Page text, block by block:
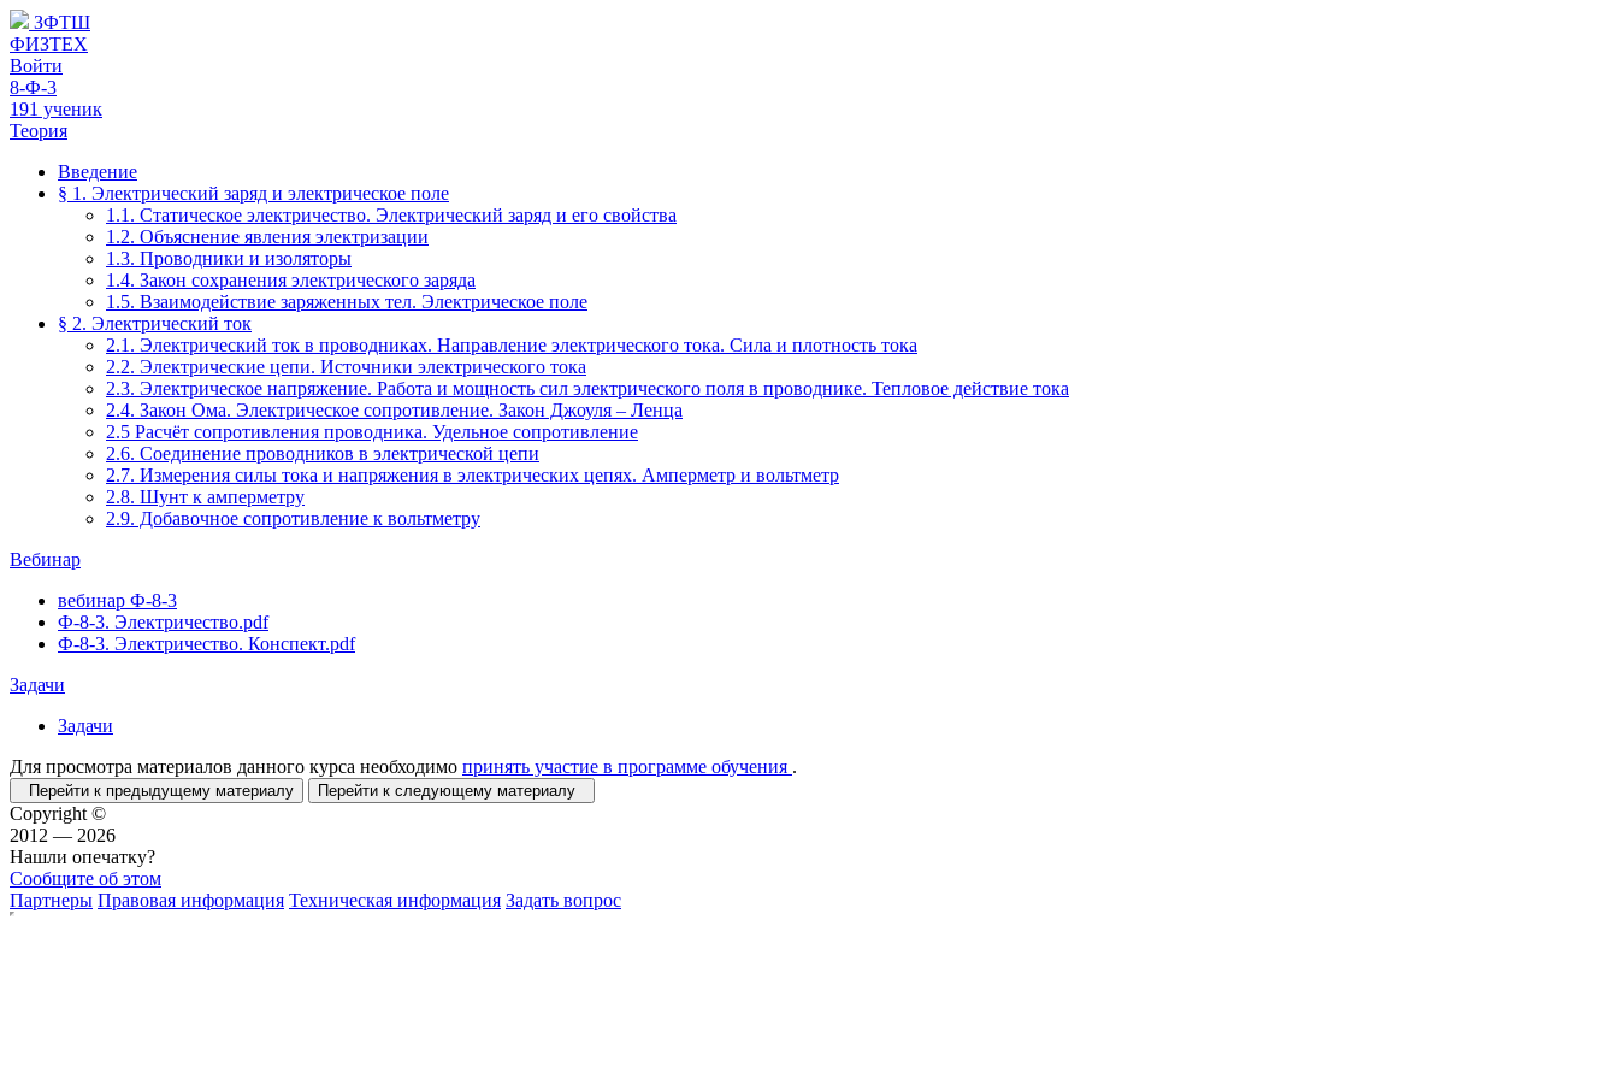
ЗФТШ
ФИЗТЕХ
Войти
8-Ф-3
191 ученик
Теория
Введение
§ 1. Электрический заряд и электрическое поле
1.1. Статическое электричество. Электрический заряд и его свойства
1.2. Объяснение явления электризации
1.3. Проводники и изоляторы
1.4. Закон сохранения электрического заряда
1.5. Взаимодействие заряженных тел. Электрическое поле
§ 2. Электрический ток
2.1. Электрический ток в проводниках. Направление электрического тока. Сила и плотность тока
2.2. Электрические цепи. Источники электрического тока
2.3. Электрическое напряжение. Работа и мощность сил электрического поля в проводнике. Тепловое действие тока
2.4. Закон Ома. Электрическое сопротивление. Закон Джоуля – Ленца
2.5 Расчёт сопротивления проводника. Удельное сопротивление
2.6. Соединение проводников в электрической цепи
2.7. Измерения силы тока и напряжения в электрических цепях. Амперметр и вольтметр
2.8. Шунт к амперметру
2.9. Добавочное сопротивление к вольтметру
Вебинар
вебинар Ф-8-3
Ф-8-3. Электричество.pdf
Ф-8-3. Электричество. Конспект.pdf
Задачи
Задачи
Для просмотра материалов данного курса необходимо принять участие в программе обучения .
Перейти к предыдущему материалу Перейти к следующему материалу
Copyright ©
2012 — 2026
Нашли опечатку?
Сообщите об этом
Партнеры Правовая информация Техническая информация Задать вопрос